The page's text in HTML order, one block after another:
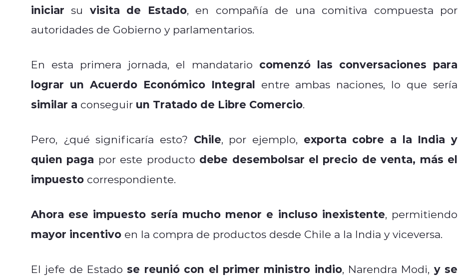
iniciar su visita de Estado, en compañía de una comitiva compuesta por
autoridades de Gobierno y parlamentarios.
En esta primera jornada, el mandatario comenzó las conversaciones para
lograr un Acuerdo Económico Integral entre ambas naciones, lo que sería
similar a conseguir un Tratado de Libre Comercio.
Pero, ¿qué significaría esto? Chile, por ejemplo, exporta cobre a la India y
quien paga por este producto debe desembolsar el precio de venta, más el
impuesto correspondiente.
Ahora ese impuesto sería mucho menor e incluso inexistente, permitiendo
mayor incentivo en la compra de productos desde Chile a la India y viceversa.
El jefe de Estado se reunió con el primer ministro indio, Narendra Modi, y se